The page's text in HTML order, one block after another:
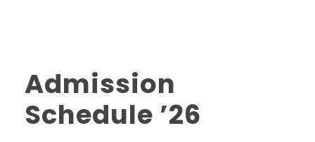
Admission
Schedule ’26